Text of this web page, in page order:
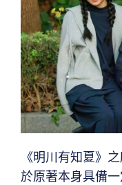
《明川有知夏》
於原著本身具備